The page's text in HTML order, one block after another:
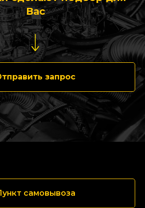
Вас
запрос
самовывоза